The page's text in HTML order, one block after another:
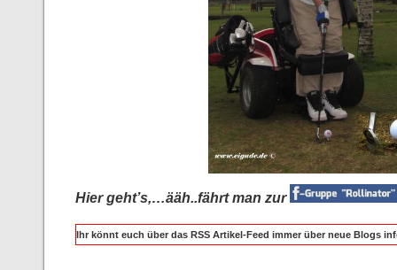
Hier geht’s,…ääh..fährt man zur
Ihr könnt euch über das RSS Artikel-Feed immer über neue Blogs